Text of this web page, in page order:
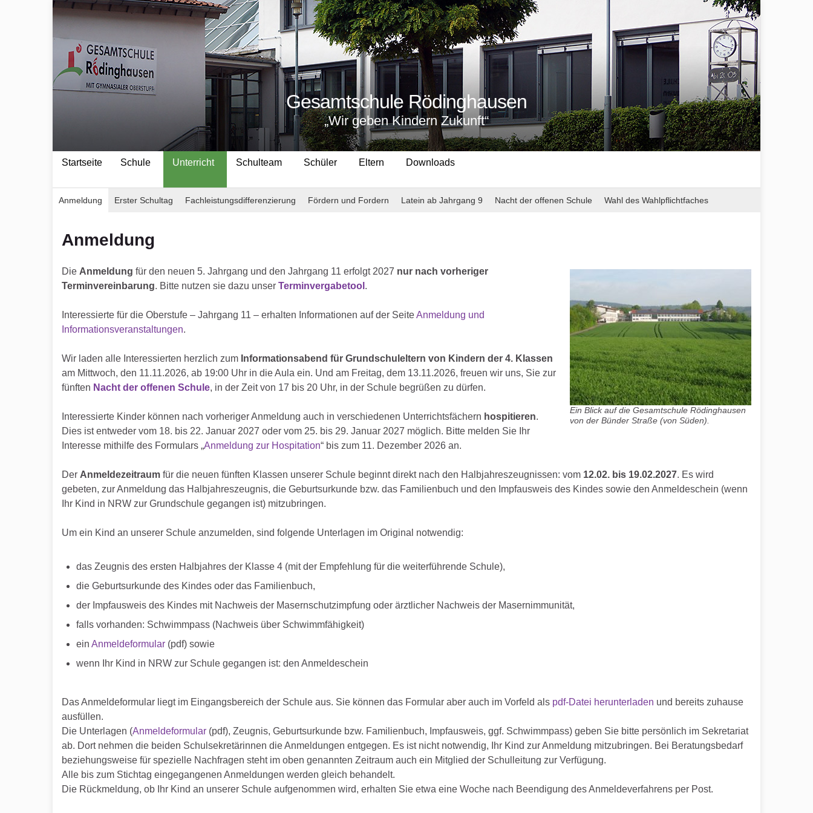
Gesamtschule Rödinghausen
„Wir geben Kindern Zukunft“
Startseite Schule Unterricht Schulteam Schüler Eltern Downloads
Anmeldung Erster Schultag Fachleistungsdifferenzierung Fördern und Fordern Latein ab Jahrgang 9 Nacht der offenen Schule Wahl des Wahlpflichtfaches
Anmeldung
Ein Blick auf die Gesamtschule Rödinghausen
von der Bünder Straße (von Süden).
Die Anmeldung für den neuen 5. Jahrgang und den Jahrgang 11 erfolgt 2027 nur nach vorheriger
Terminvereinbarung. Bitte nutzen sie dazu unser Terminvergabetool .
Interessierte für die Oberstufe – Jahrgang 11 – erhalten Informationen auf der SeiteAnmeldung und
Informationsveranstaltungen.
Wir laden alle Interessierten herzlich zum Informationsabend für Grundschuleltern von Kindern der 4. Klassen
am Mittwoch, den 11.11.2026, ab 19:00 Uhr in die Aula ein. Und am Freitag, dem 13.11.2026, freuen wir uns, Sie zur
fünften Nacht der offenen Schule, in der Zeit von 17 bis 20 Uhr, in der Schule begrüßen zu dürfen.
Interessierte Kinder können nach vorheriger Anmeldung auch in verschiedenen Unterrichtsfächern hospitieren.
Dies ist entweder vom 18. bis 22. Januar 2027 oder vom 25. bis 29. Januar 2027 möglich. Bitte melden Sie Ihr
Interesse mithilfe des Formulars „Anmeldung zur Hospitation“ bis zum 11. Dezember 2026 an.
Der Anmeldezeitraum für die neuen fünften Klassen unserer Schule beginnt direkt nach den Halbjahreszeugnissen: vom 12.02. bis 19.02.2027. Es wird
gebeten, zur Anmeldung das Halbjahreszeugnis, die Geburtsurkunde bzw. das Familienbuch und den Impfausweis des Kindes sowie den Anmeldeschein (wenn
Ihr Kind in NRW zur Grundschule gegangen ist) mitzubringen.
Um ein Kind an unserer Schule anzumelden, sind folgende Unterlagen im Original notwendig:
das Zeugnis des ersten Halbjahres der Klasse 4 (mit der Empfehlung für die weiterführende Schule),
die Geburtsurkunde des Kindes oder das Familienbuch,
der Impfausweis des Kindes mit Nachweis der Masernschutzimpfung oder ärztlicher Nachweis der Masernimmunität,
falls vorhanden: Schwimmpass (Nachweis über Schwimmfähigkeit)
ein Anmeldeformular (pdf) sowie
wenn Ihr Kind in NRW zur Schule gegangen ist: den Anmeldeschein
Das Anmeldeformular liegt im Eingangsbereich der Schule aus. Sie können das Formular aber auch im Vorfeld als pdf-Datei herunterladen und bereits zuhause
ausfüllen.
Die Unterlagen (Anmeldeformular (pdf), Zeugnis, Geburtsurkunde bzw. Familienbuch, Impfausweis, ggf. Schwimmpass) geben Sie bitte persönlich im Sekretariat
ab. Dort nehmen die beiden Schulsekretärinnen die Anmeldungen entgegen. Es ist nicht notwendig, Ihr Kind zur Anmeldung mitzubringen. Bei Beratungsbedarf
beziehungsweise für spezielle Nachfragen steht im oben genannten Zeitraum auch ein Mitglied der Schulleitung zur Verfügung.
Alle bis zum Stichtag eingegangenen Anmeldungen werden gleich behandelt.
Die Rückmeldung, ob Ihr Kind an unserer Schule aufgenommen wird, erhalten Sie etwa eine Woche nach Beendigung des Anmeldeverfahrens per Post.